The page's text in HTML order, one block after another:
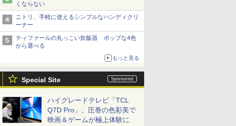
くならない
ニトリ、手軽に使えるシンプルなハンディクリ
ーナー
ティファールの丸っこい炊飯器 ポップな4色
から選べる
もっと見る
Special Site
ハイグレードテレビ「TCL
Q7D Pro」。圧巻の色彩美で
映画＆ゲームが極上体験に